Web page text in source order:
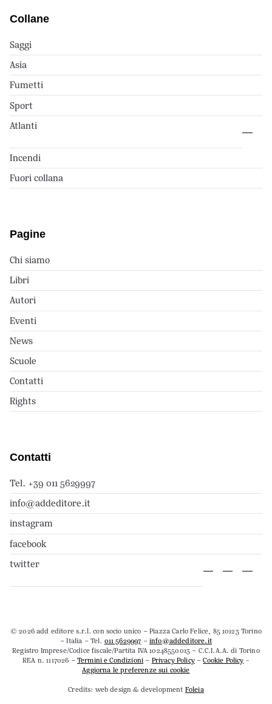
Collane
Saggi
Asia
Fumetti
Sport
Atlanti
Incendi
Fuori collana
Pagine
Chi siamo
Libri
Autori
Eventi
News
Scuole
Contatti
Rights
Contatti
Tel. +39 011 5629997
info@addeditore.it
instagram
facebook
twitter
© 2026 add editore s.r.l. con socio unico – Piazza Carlo Felice, 85 10123 Torino
– Italia – Tel. 011 5629997 –info@addeditore.it
Registro Imprese/Codice fiscale/Partita IVA 10248550013 – C.C.I.A.A. di Torino
REA n. 1117026 –Termini e Condizioni – Privacy Policy–Cookie Policy -
Aggiorna le preferenze sui cookie
Credits: web design & development Foleia